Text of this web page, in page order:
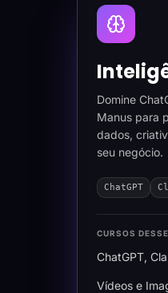
Domine
Manus para
dados,
seu negócio.
ChatGPT
CURSOS
ChatGPT,
Vídeos e